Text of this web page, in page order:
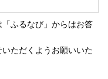
引き続き利用可能で
ードされたい方へ
ふるなび」からはお答
ただくようお願いいた